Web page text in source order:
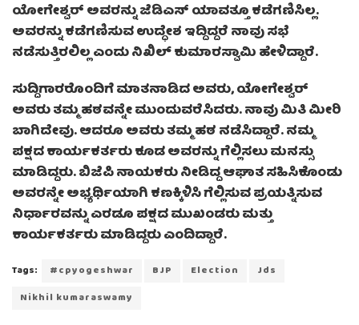
ಯೋಗೇಶ್ವರ್ ಅವರನ್ನು ಜೆಡಿಎಸ್ ಯಾವತ್ತೂ ಕಡೆಗಣಿಸಿಲ್ಲ.
ಅವರನ್ನು ಕಡೆಗಣಿಸುವ ಉದ್ಧೇಶ ಇದ್ದಿದ್ದರೆ ನಾವು ಸಭೆ
ನಡೆಸುತ್ತಿರಲಿಲ್ಲ ಎಂದು ನಿಖಿಲ್ ಕುಮಾರಸ್ವಾಮಿ ಹೇಳಿದ್ದಾರೆ.
ಸುದ್ದಿಗಾರರೊಂದಿಗೆ ಮಾತನಾಡಿದ ಅವರು, ಯೋಗೇಶ್ವರ್
ಅವರು ತಮ್ಮ ಹಠವನ್ನೇ ಮುಂದುವರೆಸಿದರು. ನಾವು ಮಿತಿ ಮೀರಿ
ಬಾಗಿದೇವು. ಆದರೂ ಅವರು ತಮ್ಮ ಹಠ ನಡೆಸಿದ್ದಾರೆ. ನಮ್ಮ
ಪಕ್ಷದ ಕಾರ್ಯಕರ್ತರು ಕೂಡ ಅವರನ್ನು ಗೆಲ್ಲಿಸಲು ಮನಸ್ಸು
ಮಾಡಿದ್ದರು. ಬಿಜೆಪಿ ನಾಯಕರು ನೀಡಿದ್ದ ಆಘಾತ ಸಹಿಸಿಕೊಂಡು
ಅವರನ್ನೇ ಅಭ್ಯರ್ಥಿಯಾಗಿ ಕಣಕ್ಕಿಳಿಸಿ ಗೆಲ್ಲಿಸುವ ಪ್ರಯತ್ನಿಸುವ
ನಿರ್ಧಾರವನ್ನು ಎರಡೂ ಪಕ್ಷದ ಮುಖಂಡರು ಮತ್ತು
ಕಾರ್ಯಕರ್ತರು ಮಾಡಿದ್ದರು ಎಂದಿದ್ದಾರೆ.
Tags: #cpyogeshwar BJP Election
Jds
Nikhil kumaraswamy